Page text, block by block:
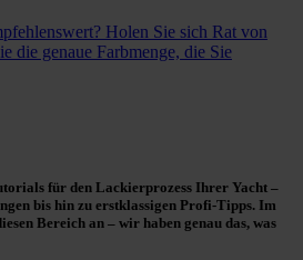
Holen Sie sich Rat von
die genaue Farbmenge, die Sie
für den Lackierprozess Ihrer Yacht –
bis hin zu erstklassigen Profi-Tipps. Im
Bereich an – wir haben genau das, was